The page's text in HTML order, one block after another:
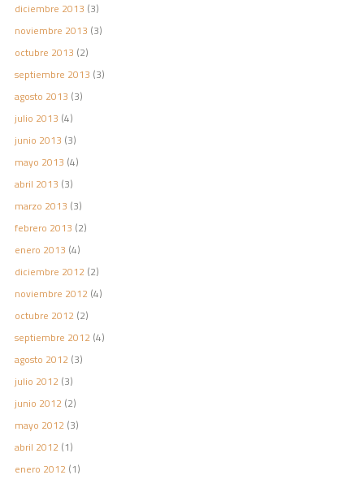
diciembre 2013 (3)
noviembre 2013 (3)
octubre 2013 (2)
septiembre 2013 (3)
agosto 2013 (3)
julio 2013 (4)
junio 2013 (3)
mayo 2013 (4)
abril 2013 (3)
marzo 2013 (3)
febrero 2013 (2)
enero 2013 (4)
diciembre 2012 (2)
noviembre 2012 (4)
octubre 2012 (2)
septiembre 2012 (4)
agosto 2012 (3)
julio 2012 (3)
junio 2012 (2)
mayo 2012 (3)
abril 2012 (1)
enero 2012 (1)